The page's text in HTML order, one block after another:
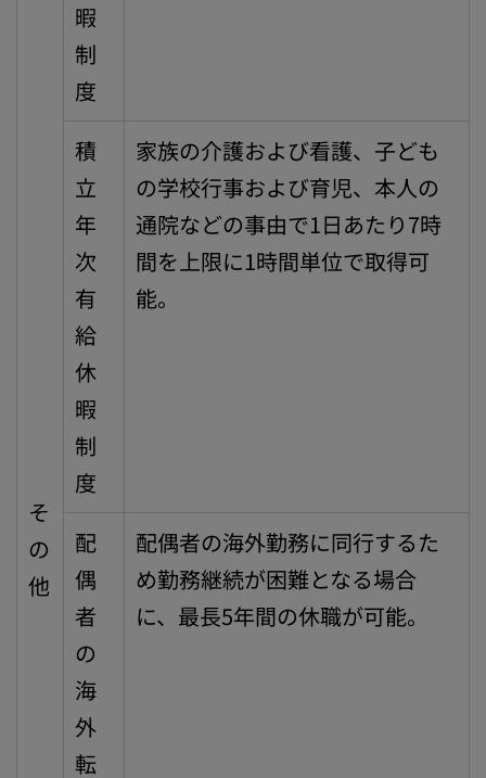
そ
の
他
暇
制
度
積
立
年
次
有
給
休
暇
制
度
家族の介護および看護、子ども
の学校行事および育児、本人の
通院などの事由で1日あたり7時
間を上限に1時間単位で取得可
能。
配
偶
者
の
海
外
転
配偶者の海外勤務に同行するた
め勤務継続が困難となる場合
に、最長5年間の休職が可能。